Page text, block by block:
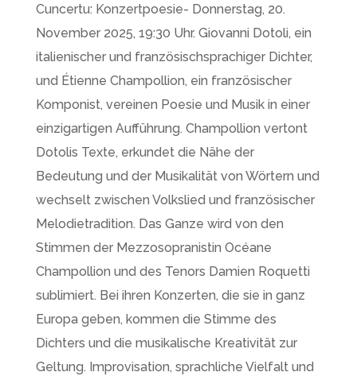
Cuncertu: Konzertpoesie- Donnerstag, 20.
November 2025, 19:30 Uhr. Giovanni Dotoli, ein
italienischer und französischsprachiger Dichter,
und Étienne Champollion, ein französischer
Komponist, vereinen Poesie und Musik in einer
einzigartigen Aufführung. Champollion vertont
Dotolis Texte, erkundet die Nähe der
Bedeutung und der Musikalität von Wörtern und
wechselt zwischen Volkslied und französischer
Melodietradition. Das Ganze wird von den
Stimmen der Mezzosopranistin Océane
Champollion und des Tenors Damien Roquetti
sublimiert. Bei ihren Konzerten, die sie in ganz
Europa geben, kommen die Stimme des
Dichters und die musikalische Kreativität zur
Geltung. Improvisation, sprachliche Vielfalt und